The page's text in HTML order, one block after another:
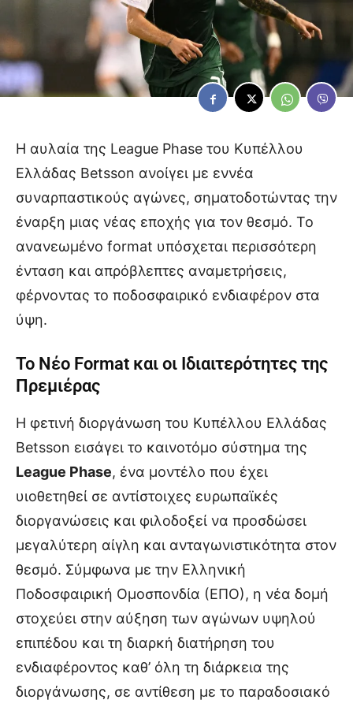
Η αυλαία της League Phase του Κυπέλλου
Ελλάδας Betsson ανοίγει με εννέα
συναρπαστικούς αγώνες, σηματοδοτώντας την
έναρξη μιας νέας εποχής για τον θεσμό. Το
ανανεωμένο format υπόσχεται περισσότερη
ένταση και απρόβλεπτες αναμετρήσεις,
φέρνοντας το ποδοσφαιρικό ενδιαφέρον στα
ύψη.
Το Νέο Format και οι Ιδιαιτερότητες της
Πρεμιέρας
Η φετινή διοργάνωση του Κυπέλλου Ελλάδας
Betsson εισάγει το καινοτόμο σύστημα της
League Phase, ένα μοντέλο που έχει
υιοθετηθεί σε αντίστοιχες ευρωπαϊκές
διοργανώσεις και φιλοδοξεί να προσδώσει
μεγαλύτερη αίγλη και ανταγωνιστικότητα στον
θεσμό. Σύμφωνα με την Ελληνική
Ποδοσφαιρική Ομοσπονδία (ΕΠΟ), η νέα δομή
στοχεύει στην αύξηση των αγώνων υψηλού
επιπέδου και τη διαρκή διατήρηση του
ενδιαφέροντος καθ’ όλη τη διάρκεια της
διοργάνωσης, σε αντίθεση με το παραδοσιακό